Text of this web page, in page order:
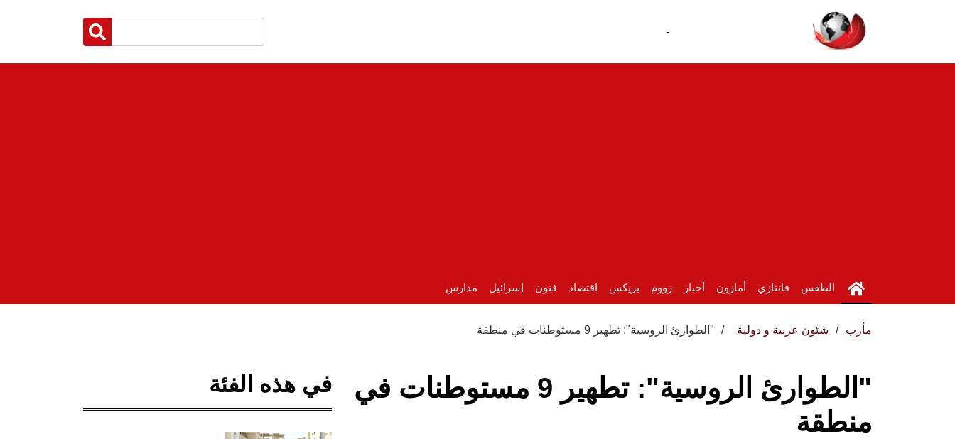
-
الطقس فانتازي أمازون أخبار زووم بريكس اقتصاد فنون إسرائيل مدارس
مأرب شئون عربية و دولية "الطوارئ الروسية": تطهير 9 مستوطنات في منطقة
"الطوارئ الروسية": تطهير 9 مستوطنات في
منطقة
في هذه الفئة